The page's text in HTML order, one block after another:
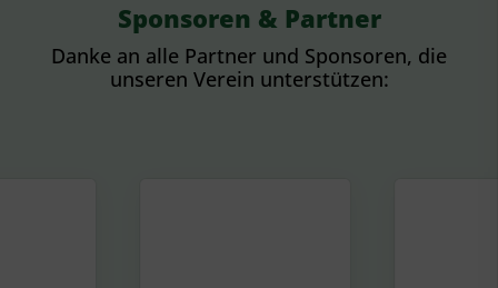
Sponsoren & Partner
Danke an alle Partner und Sponsoren, die
unseren Verein unterstützen: